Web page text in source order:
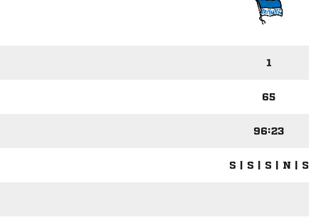
1
65
96:23
S | S | S | N | S